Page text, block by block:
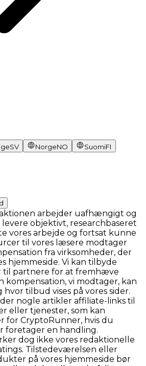
SV NorgeNO SuomiFI
arbejder uafhængigt og
objektivt, researchbaseret
vores arbejde og fortsat kunne
til vores læsere modtager
fra virksomheder, der
hjemmeside. Vi kan tilbyde
til partnere for at fremhæve
kompensation, vi modtager, kan
hvor tilbud vises på vores sider.
nogle artikler affiliate-links til
eller tjenester, som kan
CryptoRunner, hvis du
foretager en handling.
dog ikke vores redaktionelle
Tilstedeværelsen eller
på vores hjemmeside bør